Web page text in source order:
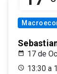
17 de
13:30 a